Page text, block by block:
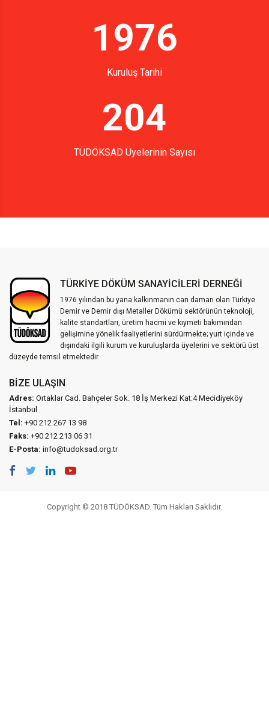
1976
Kuruluş Tarihi
204
TÜDÖKSAD Üyelerinin Sayısı
TÜRKİYE DÖKÜM SANAYİCİLERİ DERNEĞİ
1976 yılından bu yana kalkınmanın can damarı olan Türkiye
Demir ve Demir dışı Metaller Dökümü sektörünün teknoloji,
kalite standartları, üretim hacmi ve kıymeti bakımından
gelişimine yönelik faaliyetlerini sürdürmekte; yurt içinde ve
dışındaki ilgili kurum ve kuruluşlarda üyelerini ve sektörü üst
düzeyde temsil etmektedir.
BIZE ULAŞIN
Adres: Ortaklar Cad. Bahçeler Sok. 18 İş Merkezi Kat:4 Mecidiyeköy
İstanbul
Tel: +90 212 267 13 98
Faks: +90 212 213 06 31
E-Posta: info@tudoksad.org.tr
Copyright © 2018 TÜDÖKSAD. Tüm Hakları Saklıdır.